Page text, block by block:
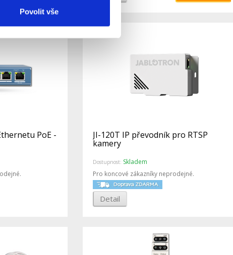
Povolit vše
PoE - JI-120T IP převodník pro RTSP
kamery
Dostupnost: Skladem
Pro koncové zákazníky neprodejné.
Detail